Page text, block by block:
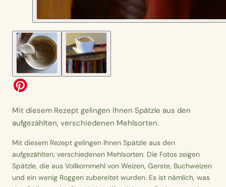
Mit diesem Rezept gelingen Ihnen Spätzle aus den
aufgezählten, verschiedenen Mehlsorten.
Mit diesem Rezept gelingen Ihnen Spätzle aus den
aufgezählten, verschiedenen Mehlsorten. Die Fotos zeigen
Spätzle, die aus Vollkornmehl von Weizen, Gerste, Buchweizen
und ein wenig Roggen zubereitet wurden. Es ist nämlich, was